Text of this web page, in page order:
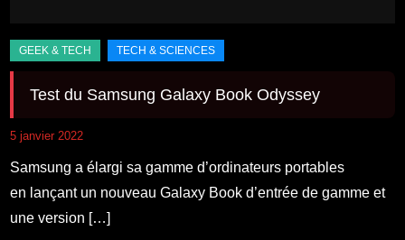
Test du Samsung Galaxy Book Odyssey
5 janvier 2022
Samsung a élargi sa gamme d’ordinateurs portables
en lançant un nouveau Galaxy Book d’entrée de gamme et
une version […]